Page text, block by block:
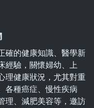
確的健康知識、醫學新
經驗，關懷婦幼、上
理健康狀況，尤其對重
各種癌症、慢性疾病
理、減肥美容等，邀訪